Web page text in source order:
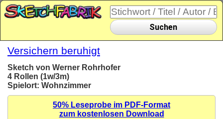
Suchen
Versichern beruhigt
Sketch von Werner Rohrhofer
4 Rollen (1w/3m)
Spielort: Wohnzimmer
50% Leseprobe im PDF-Format
zum kostenlosen Download